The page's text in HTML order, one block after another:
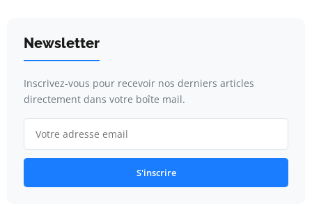
Newsletter
Inscrivez-vous pour recevoir nos derniers articles
directement dans votre boîte mail.
S'inscrire